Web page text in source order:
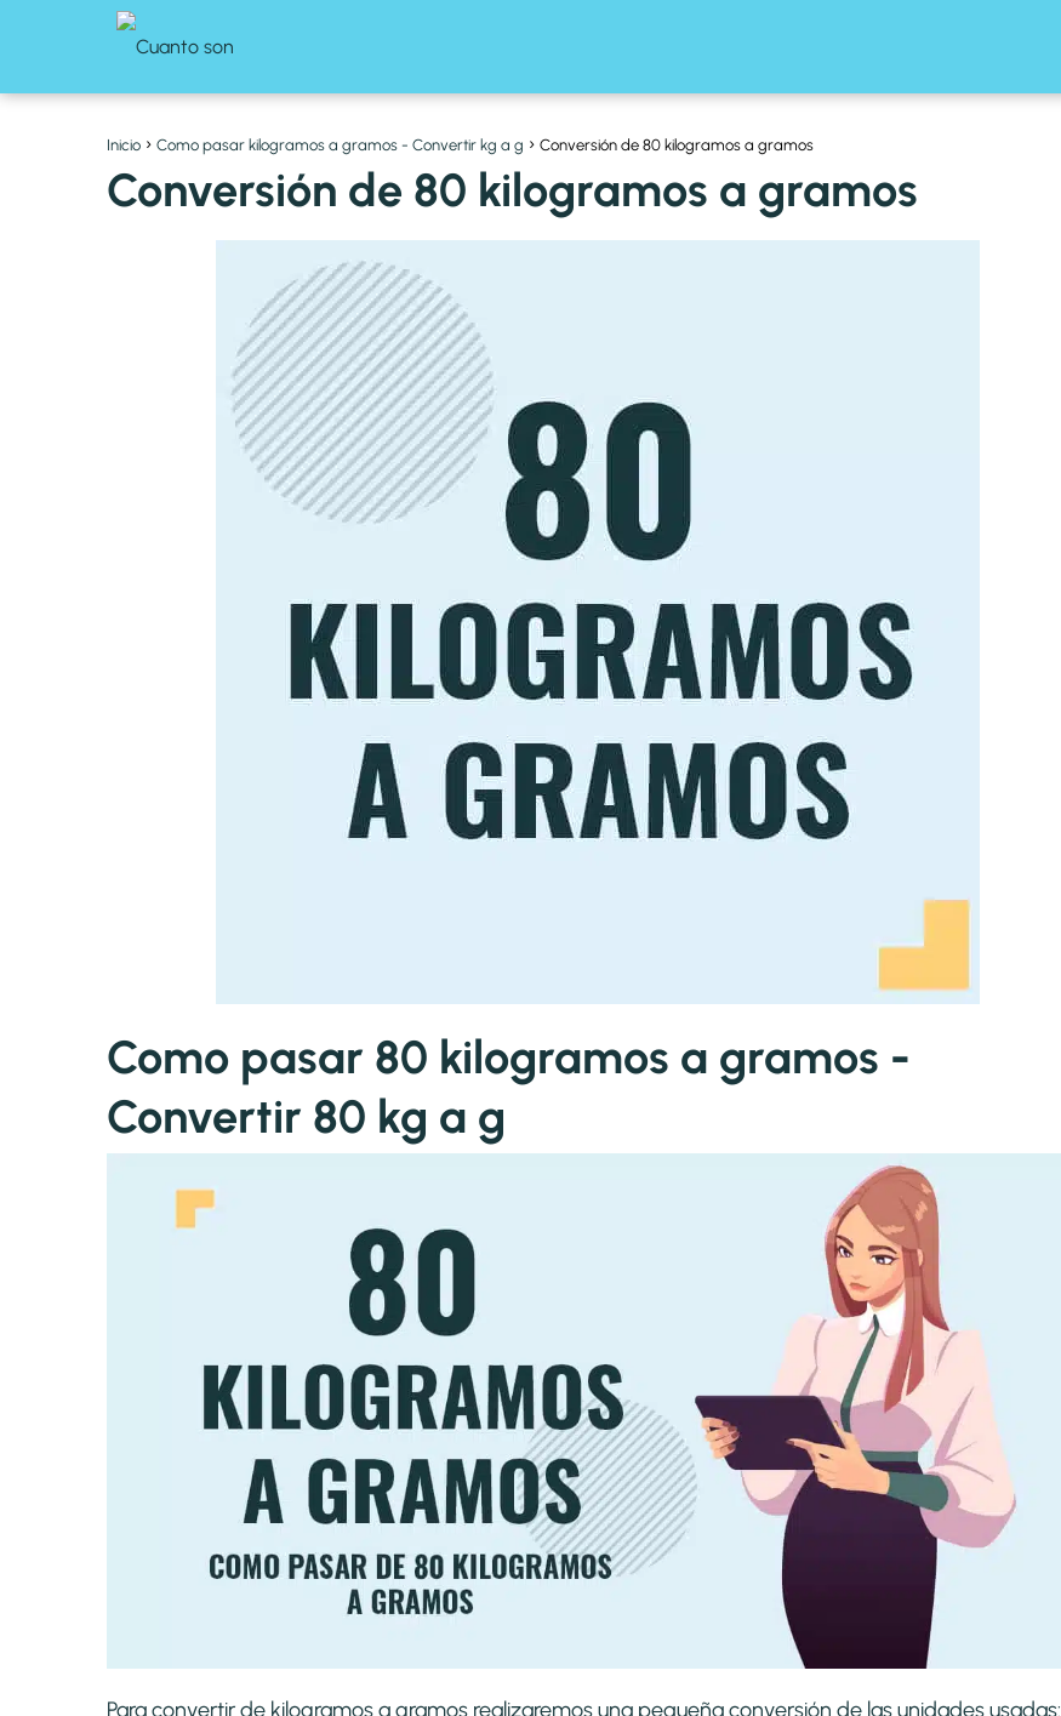
Inicio Como pasar kilogramos a gramos - Convertir kg a g Conversión de 80 kilogramos a gramos
Conversión de 80 kilogramos a gramos
Como pasar 80 kilogramos a gramos -
Convertir 80 kg a g
Para convertir de kilogramos a gramos realizaremos una pequeña conversión de las unidades usadas: